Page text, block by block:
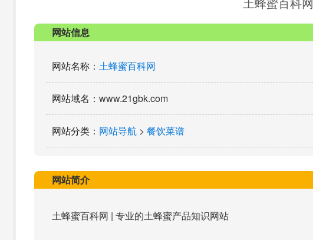
网站信息
网站名称 ： 土蜂蜜百科网
网站域名 ：www.21gbk.com
网站分类 ： 网站导航 > 餐饮菜谱
网站简介
土蜂蜜百科网 | 专业的土蜂蜜产品知识网站